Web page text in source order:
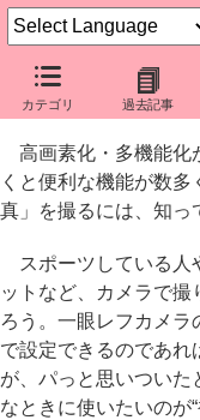
カテゴリ 過去記事
知っておきたいケータイ
被写体が動いてもフォー
高画素化・多機能化
くと便利な機能が数
真」を撮るには、知っ
スポーツしている人
ットなど、カメラで撮
ろう。一眼レフカメラ
で設定できるのであれ
が、パっと思いついた
なときに使いたいのが